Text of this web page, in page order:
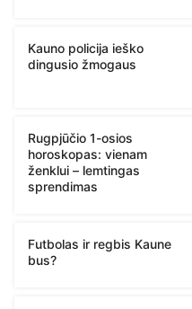
Kauno policija ieško
dingusio žmogaus
Rugpjūčio 1-osios
horoskopas: vienam
ženklui – lemtingas
sprendimas
Futbolas ir regbis Kaune
bus?